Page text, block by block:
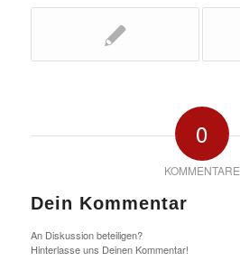
0
KOMMENTARE
Dein Kommentar
An Diskussion beteiligen?
Hinterlasse uns Deinen Kommentar!